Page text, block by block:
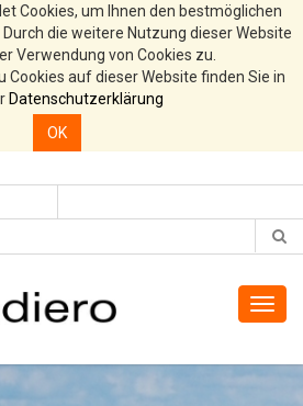
Cookies, um Ihnen den bestmöglichen
die weitere Nutzung dieser Website
Verwendung von Cookies zu.
auf dieser Website finden Sie in
Datenschutzerklärung
OK